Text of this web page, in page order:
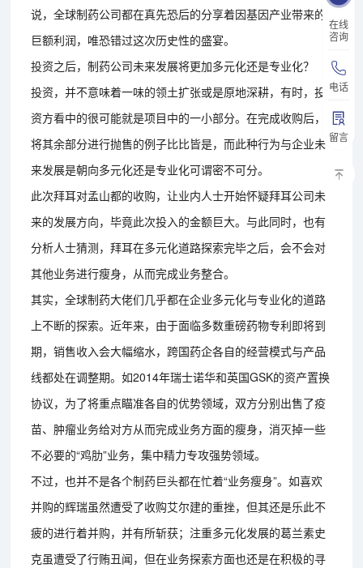
在线
咨询
电话
留言
说，全球制药公司都在真先恐后的分享着因基因产业带来的
巨额利润，唯恐错过这次历史性的盛宴。
投资之后，制药公司未来发展将更加多元化还是专业化？
投资，并不意味着一味的领土扩张或是原地深耕，有时，投
资方看中的很可能就是项目中的一小部分。在完成收购后，
将其余部分进行抛售的例子比比皆是，而此种行为与企业未
来发展是朝向多元化还是专业化可谓密不可分。
此次拜耳对孟山都的收购，让业内人士开始怀疑拜耳公司未
来的发展方向，毕竟此次投入的金额巨大。与此同时，也有
分析人士猜测，拜耳在多元化道路探索完毕之后，会不会对
其他业务进行瘦身，从而完成业务整合。
其实，全球制药大佬们几乎都在企业多元化与专业化的道路
上不断的探索。近年来，由于面临多数重磅药物专利即将到
期，销售收入会大幅缩水，跨国药企各自的经营模式与产品
线都处在调整期。如2014年瑞士诺华和英国GSK的资产置换
协议，为了将重点瞄准各自的优势领域，双方分别出售了疫
苗、肿瘤业务给对方从而完成业务方面的瘦身，消灭掉一些
不必要的“鸡肋”业务，集中精力专攻强势领域。
不过，也并不是各个制药巨头都在忙着“业务瘦身”。如喜欢
并购的辉瑞虽然遭受了收购艾尔建的重挫，但其还是乐此不
疲的进行着并购，并有所斩获；注重多元化发展的葛兰素史
克虽遭受了行贿丑闻，但在业务探索方面也还是在积极的寻